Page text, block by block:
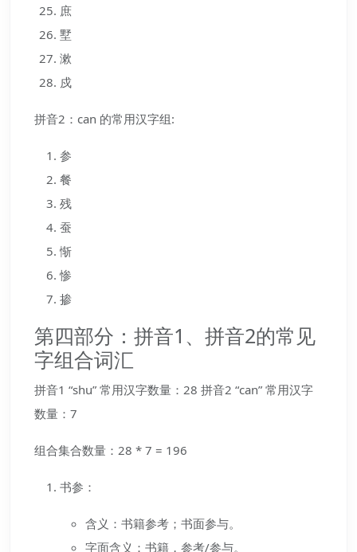
庶
墅
漱
戍
拼音2：can 的常用汉字组:
参
餐
残
蚕
惭
惨
掺
第四部分：拼音1、拼音2的常见
字组合词汇
拼音1 “shu” 常用汉字数量：28 拼音2 “can” 常用汉字
数量：7
组合集合数量：28 * 7 = 196
书参：
含义：书籍参考；书面参与。
字面含义：书籍，参考/参与。